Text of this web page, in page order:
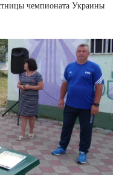
чемпионата Украины